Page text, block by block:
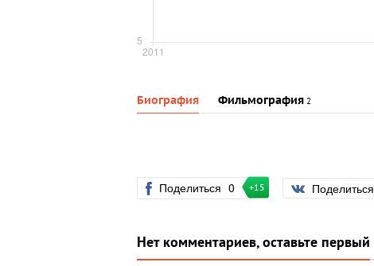
Биография Фильмография 2
Поделиться 0 +15 Поделиться
Нет комментариев, оставьте первый